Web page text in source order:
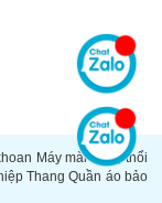
Máy mài Súng thổi
Thang Quần áo bảo